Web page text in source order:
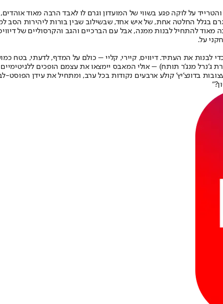
על לוקה פגע בשווי של המועדון וגרם לו לאבד הרבה מאוד
בגלל החלטה אחת, של איש אחד, שבשילוב שבין בורות ליהירות הסב
להתחיל לבנות ממנה, אבל עם הברכיים והגב והקרסוליים של
על.
לבנות את העתיד. דיוויס, קיירי, קליי – כולם על המדף, לדעתי, בטח
מנג’ר תותח) – אולי המאבס יימצאו את עצמם הופכים
בדונצ’יץ’ קולע ארבעים נקודות בכל ערב, ומתחיל את עידן הפוסט-